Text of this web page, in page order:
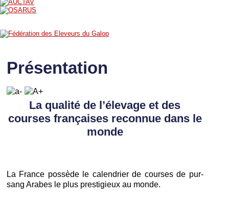
Présentation
La qualité de l’élevage et des
courses françaises reconnue dans le
monde
La France possède le calendrier de courses de pur-
sang Arabes le plus prestigieux au monde.